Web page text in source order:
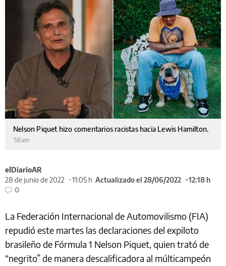
Nelson Piquet hizo comentarios racistas hacia Lewis Hamilton.
Télam
elDiarioAR
28 de junio de 2022
11:05 h Actualizado el 28/06/2022
12:18 h
0
La Federación Internacional de Automovilismo (FIA)
repudió este martes las declaraciones del expiloto
brasileño de Fórmula 1 Nelson Piquet, quien trató de
“negrito” de manera descalificadora al múlticampeón